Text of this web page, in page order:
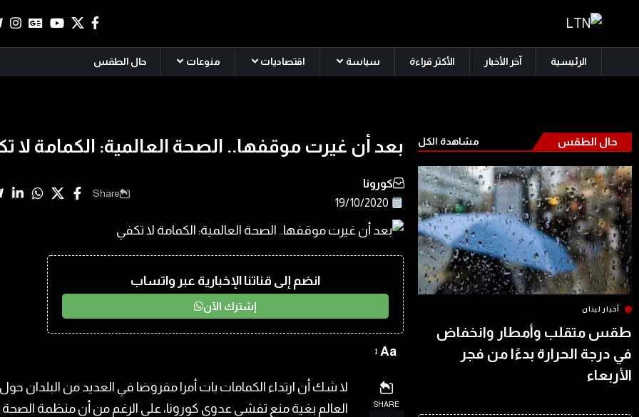
الرئيسية آخر الأخبار الأكثر قراءة سياسة اقتصاديات منوعات حال الطقس
حال الطقس مشاهدة الكل
أخبار لبنان
طقس متقلب وأمطار وانخفاض
في درجة الحرارة بدءًا من فجر
الأربعاء
بعد أن غيرت موقفها.. الصحة العالمية: الكمامة لا
كورونا
Share
انضم إلى قناتنا الإخبارية عبر واتساب
إشترك الآن
Aa
SHARE
لا شك أن ارتداء الكمامات بات أمرا مفروضا في العديد من البلدان حول
العالم بغية منع تفشي عدوى كورونا، على الرغم من أن منظمة الصحة